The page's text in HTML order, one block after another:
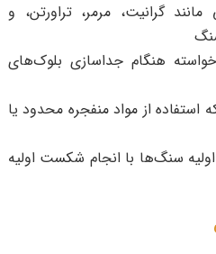
گرانیت، مرمر، تراورتن، و
هنگام جداسازی بلوک‌های
استفاده از مواد منفجره محدود یا
سنگ‌ها با انجام شکست اولیه